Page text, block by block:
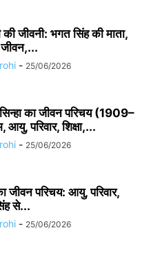
की जीवनी: भगत सिंह की माता,
जीवन,...
- 25/06/2026
का जीवन परिचय (1909–
परिवार, शिक्षा,...
- 25/06/2026
जीवन परिचय: आयु, परिवार,
से...
- 25/06/2026